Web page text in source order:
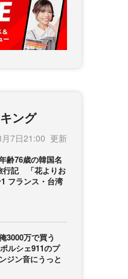
ング
7日21:00
齢76歳の韓国名
行記 「花よりお
フランス・台湾
3000万で買う
ルシェ911のプ
ジン音にうっと